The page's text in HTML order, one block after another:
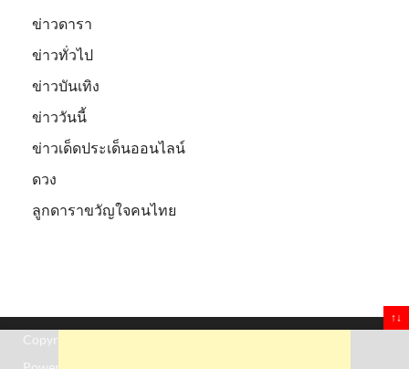
ข่าวดารา
ข่าวทั่วไป
ข่าวบันเทิง
ข่าววันนี้
ข่าวเด็ดประเด็นออนไลน์
ดวง
ลูกดาราขวัญใจคนไทย
Copyright © 2026
↑↓